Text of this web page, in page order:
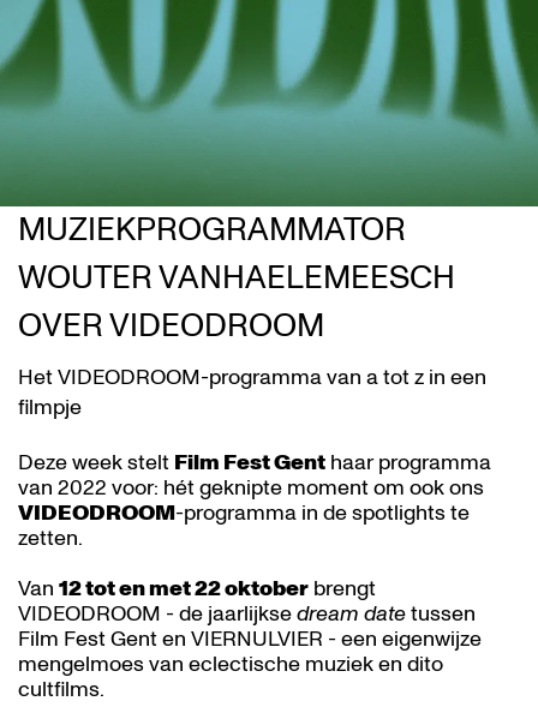
MUZIEKPROGRAMMATOR
WOUTER VANHAELEMEESCH
OVER VIDEODROOM
Het VIDEODROOM-programma van a tot z in een
filmpje
Deze week stelt Film Fest Gent haar programma
van 2022 voor: hét geknipte moment om ook ons
VIDEODROOM-programma in de spotlights te
zetten.
Van 12 tot en met 22 oktober brengt
VIDEODROOM - de jaarlijksedream datetussen
Film Fest Gent en VIERNULVIER - een eigenwijze
mengelmoes van eclectische muziek en dito
cultfilms.